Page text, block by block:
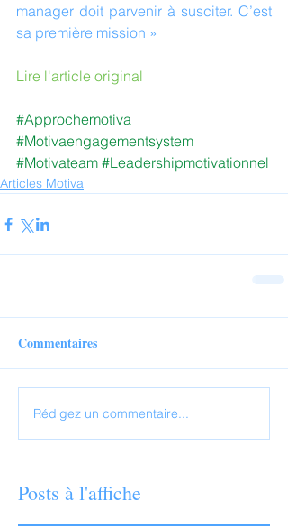
manager doit parvenir à susciter. C’est
sa première mission »
Lire l'article original
#Approchemotiva
#Motivaengagementsystem
#Motivateam #Leadershipmotivationnel
Articles Motiva
Commentaires
Rédigez un commentaire...
Posts à l'affiche